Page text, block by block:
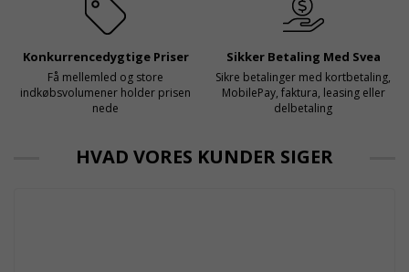
Konkurrencedygtige Priser
Få mellemled og store
indkøbsvolumener holder prisen
nede
Sikker Betaling Med Svea
Sikre betalinger med kortbetaling,
MobilePay, faktura, leasing eller
delbetaling
HVAD VORES KUNDER SIGER